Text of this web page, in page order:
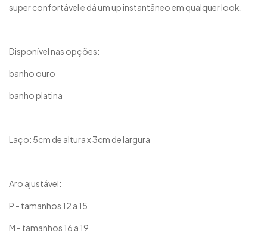
super confortável e dá um up instantâneo em qualquer look.
Disponível nas opções:
banho ouro
banho platina
Laço: 5cm de altura x 3cm de largura
Aro ajustável:
P - tamanhos 12 a 15
M - tamanhos 16 a 19